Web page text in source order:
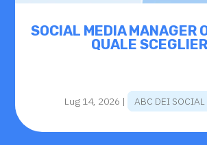
SOCIAL MEDIA MANAGER
QUALE
Lug 14, 2026 | ABC DEI